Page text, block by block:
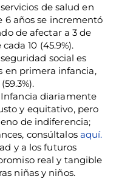
de salud en
6 años se incrementó
de afectar a 3 de
cada 10 (45.9%).
social es
en primera infancia,
diariamente
y equitativo, pero
de indiferencia;
consúltalos aquí.
y a los futuros
real y tangible
niñas y niños.